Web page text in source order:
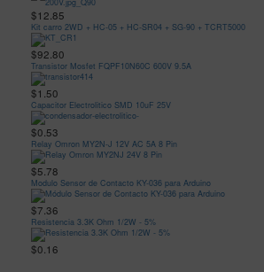
$12.85
Kit carro 2WD + HC-05 + HC-SR04 + SG-90 + TCRT5000
$92.80
Transistor Mosfet FQPF10N60C 600V 9.5A
$1.50
Capacitor Electrolitico SMD 10uF 25V
$0.53
Relay Omron MY2N-J 12V AC 5A 8 Pin
$5.78
Modulo Sensor de Contacto KY-036 para Arduino
$7.36
Resistencia 3.3K Ohm 1/2W - 5%
$0.16